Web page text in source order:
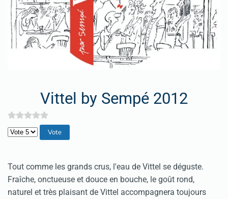
Vittel by Sempé 2012
Veuillez voter
Tout comme les grands crus, l'eau de Vittel se déguste.
Fraîche, onctueuse et douce en bouche, le goût rond,
naturel et très plaisant de Vittel accompagnera toujours